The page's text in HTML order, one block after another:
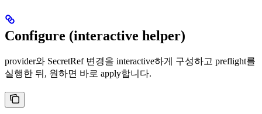
Configure (interactive helper)
provider와 SecretRef 변경을 interactive하게 구성하고 preflight를
실행한 뒤, 원하면 바로 apply합니다.